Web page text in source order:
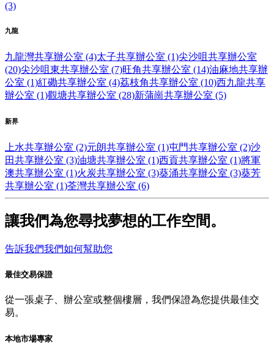
(3)
九龍
九龍灣共享辦公室 (4)太子共享辦公室 (1)尖沙咀共享辦公室
(20)尖沙咀東共享辦公室 (7)旺角共享辦公室 (14)油麻地共享辦
公室 (1)紅磡共享辦公室 (4)荔枝角共享辦公室 (10)西九龍共享
辦公室 (1)觀塘共享辦公室 (28)新蒲崗共享辦公室 (5)
新界
上水共享辦公室 (2)元朗共享辦公室 (1)屯門共享辦公室 (2)沙
田共享辦公室 (3)油塘共享辦公室 (1)西貢共享辦公室 (1)將軍
澳共享辦公室 (1)火炭共享辦公室 (3)葵涌共享辦公室 (3)葵芳
共享辦公室 (1)荃灣共享辦公室 (6)
讓我們為您尋找夢想的工作空間。
告訴我們我們如何幫助您
最佳交易保證
從一張桌子、辦公室或整個樓層，我們保證為您提供最佳交
易。
本地市場專家